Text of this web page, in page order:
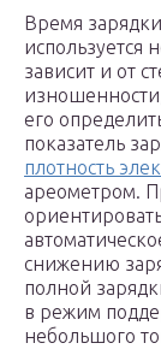
Время
используется
зависит и от
его
показатель
плотность
ареометром.
снижению
полной
в режим
небольшого